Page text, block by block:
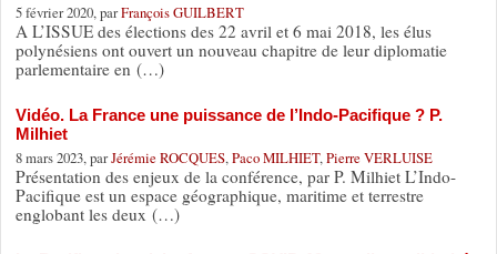
5 février 2020, parFrançois GUILBERT
A L’ISSUE des élections des 22 avril et 6 mai 2018, les élus
polynésiens ont ouvert un nouveau chapitre de leur diplomatie
parlementaire en (…)
Vidéo. La France une puissance de l’Indo-Pacifique ? P.
Milhiet
8 mars 2023, parJérémie ROCQUES, Paco MILHIET, Pierre VERLUISE
Présentation des enjeux de la conférence, par P. Milhiet L’Indo-
Pacifique est un espace géographique, maritime et terrestre
englobant les deux (…)